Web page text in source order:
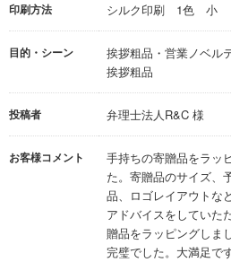
印刷方法 シルク印刷 1色 小
目的・シーン
挨拶粗品・営業ノベル
挨拶粗品
投稿者 弁理士法人R&C 様
お客様コメント
手持ちの寄贈品をラッ
た。寄贈品のサイズ、
品、ロゴレイアウトな
アドバイスをしていた
贈品をラッピングしま
完璧でした。大満足です